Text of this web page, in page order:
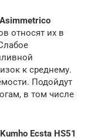
относят их в
к среднему.
Подойдут
в том числе
Kumho Ecsta HS51